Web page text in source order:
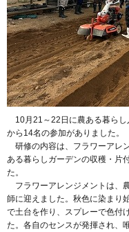
10月21～22日に農ある暮らし
から14名の参加がありました。
研修の内容は、フラワーアレ
ある暮らしガーデンの収穫・片
た。
フラワーアレンジメントは、
師に迎えました。秋色に染まり
で土台を作り、スプレーで色付
た。各自のセンスが発揮され、